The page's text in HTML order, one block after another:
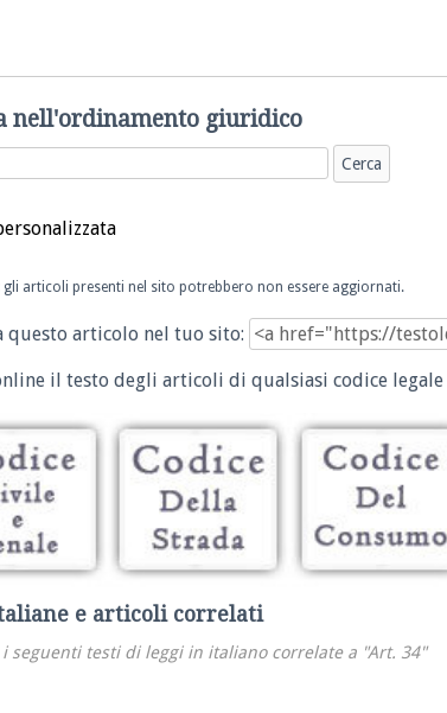
nell'ordinamento giuridico
gli articoli presenti nel sito potrebbero non essere aggiornati.
questo articolo nel tuo sito:
il testo degli articoli di qualsiasi codice
e articoli correlati
i seguenti testi di leggi in italiano correlate a "Art. 34"